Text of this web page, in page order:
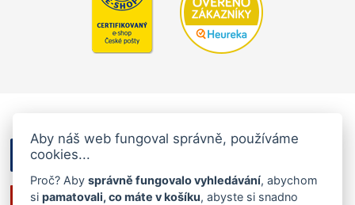
Aby náš web fungoval správně, používáme
cookies...
Proč? Abysprávně fungovalo vyhledávání, abychom
sipamatovali, co máte v košíku, abyste si snadno